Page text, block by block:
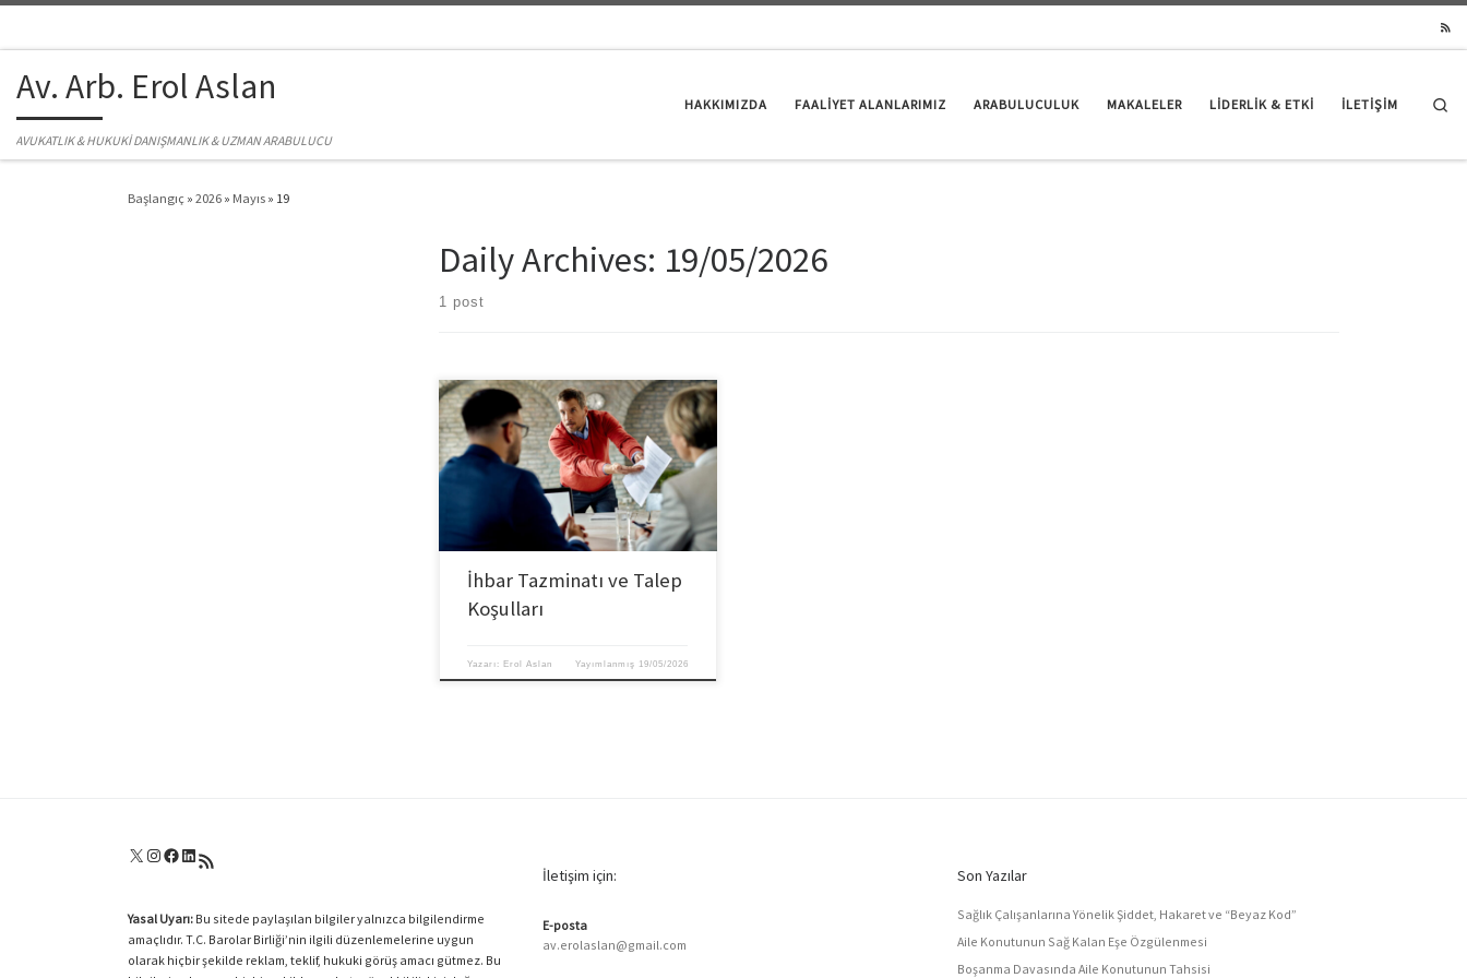
Av. Arb. Erol Aslan
AVUKATLIK & HUKUKİ DANIŞMANLIK & UZMAN ARABULUCU
HAKKIMIZDA FAALİYET ALANLARIMIZ ARABULUCULUK MAKALELER LIDERLIK & ETKI İLETİŞİM
Başlangıç » 2026 » Mayıs » 19
Daily Archives: 19/05/2026
1 post
İhbar Tazminatı ve Talep
Koşulları
Yazarı: Erol Aslan Yayımlanmış 19/05/2026
X Instagram
Facebook
LinkedIn
RSS akışı
Yasal Uyarı: Bu sitede paylaşılan bilgiler yalnızca bilgilendirme
amaçlıdır. T.C. Barolar Birliği’nin ilgili düzenlemelerine uygun
olarak hiçbir şekilde reklam, teklif, hukuki görüş amacı gütmez. Bu
İletişim için:
E-posta
av.erolaslan@gmail.com
Son Yazılar
Sağlık Çalışanlarına Yönelik Şiddet, Hakaret ve “Beyaz Kod”
Aile Konutunun Sağ Kalan Eşe Özgülenmesi
Boşanma Davasında Aile Konutunun Tahsisi